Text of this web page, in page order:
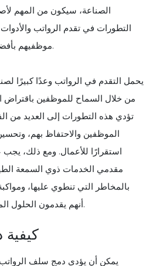
الصناعة، سيكون من المهم
التطورات في تقدم الرواتب
موظفيهم بأفضل دعم ممكن وموارد للنجاح.
يحمل التقدم في الرواتب وعدًا كبيرًا
من خلال السماح للموظفين باقتراض
تؤدي هذه التطورات إلى العديد من
الموظفين والاحتفاظ بهم،
استقرارًا للأعمال. ومع ذلك،
مقدمي الخدمات ذوي السمعة
بالمخاطر التي تنطوي عليها،
أنهم يقدمون الحلول المالية الأكثر فعالية لموظفيهم.
يمكن أن يؤدي دمج سلف